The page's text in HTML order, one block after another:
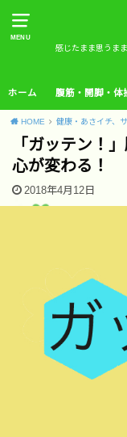
MENU
感じたまま思うま
ホーム 腹筋・開脚・体
HOME 健康・あさイチ、
「ガッテン！
心が変わる！
2018年4月12日